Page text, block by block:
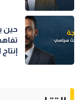
حين